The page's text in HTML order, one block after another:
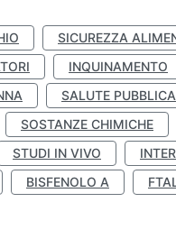
SICUREZZA
INQUINAMENTO
SALUTE PUBBLICA
SOSTANZE CHIMICHE
STUDI IN VIVO
BISFENOLO A